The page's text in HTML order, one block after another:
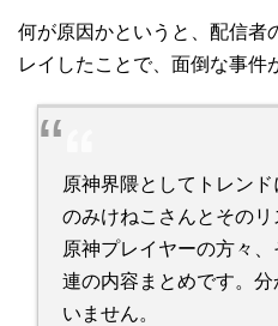
何が原因かというと、配信者
レイしたことで、面倒な事件
原神界隈としてトレン
のみけねこさんとその
原神プレイヤーの方々
連の内容まとめです。
いません。